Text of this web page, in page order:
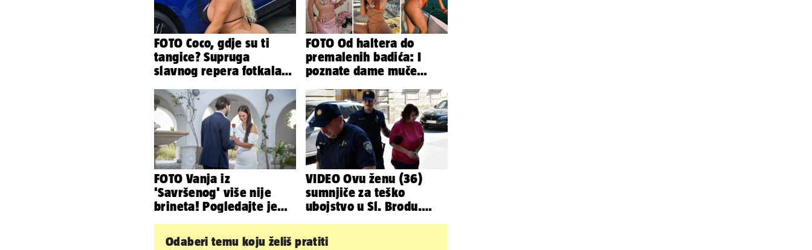
FOTO Coco, gdje su ti
tangice? Supruga
slavnog repera fotkala
sve
FOTO Od haltera do
premalenih badića: I
poznate dame muče
pozirale
FOTO Vanja iz
'Savršenog' više nije
brineta! Pogledajte je
VIDEO Ovu ženu (36)
sumnjiče za teško
ubojstvo u Sl. Brodu.
ispitivanje
Odaberi temu koju želiš pratiti